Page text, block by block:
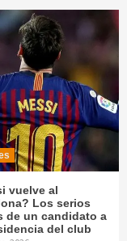
vuelve al
Los serios
de un candidato a
del club